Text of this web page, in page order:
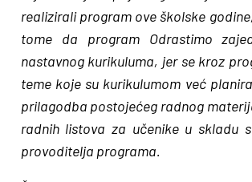
realizirali program ove školske
tome da program Odrastimo
nastavnog kurikuluma, jer se kroz
teme koje su kurikulumom već
prilagodba postojećeg radnog
radnih listova za učenike u skladu
provoditelja programa.